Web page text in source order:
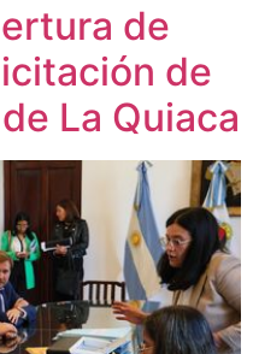
de
de
La Quiaca